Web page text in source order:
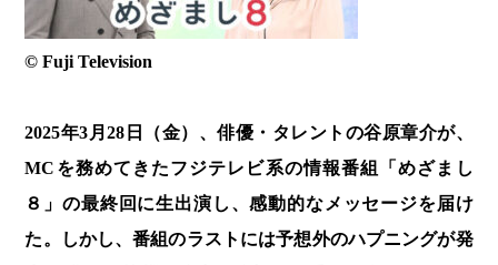
© Fuji Television
2025年3月28日（金）、俳優・タレントの谷原章介が、
MCを務めてきたフジテレビ系の情報番組「めざまし
８」の最終回に生出演し、感動的なメッセージを届け
た。しかし、番組のラストには予想外のハプニングが発